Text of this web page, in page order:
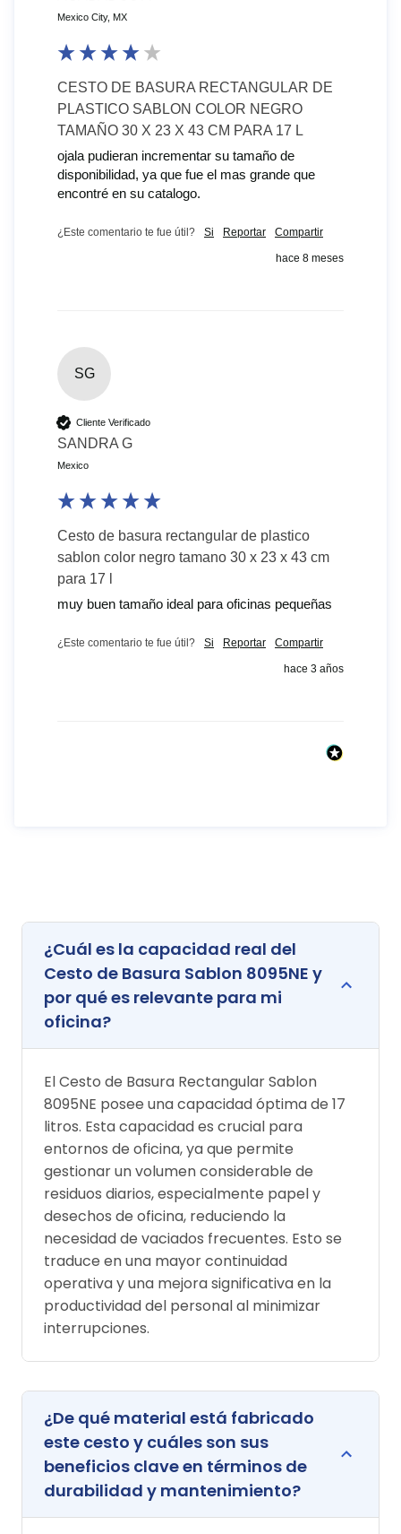
Mexico City, MX
CESTO DE BASURA RECTANGULAR DE
PLASTICO SABLON COLOR NEGRO
TAMAÑO 30 X 23 X 43 CM PARA 17 L
ojala pudieran incrementar su tamaño de
disponibilidad, ya que fue el mas grande que
encontré en su catalogo.
¿Este comentario te fue útil? Si Reportar Compartir
hace 8 meses
SG
Cliente Verificado
SANDRA G
Mexico
Cesto de basura rectangular de plastico
sablon color negro tamano 30 x 23 x 43 cm
para 17 l
muy buen tamaño ideal para oficinas pequeñas
¿Este comentario te fue útil? Si Reportar Compartir
hace 3 años
¿Cuál es la capacidad real del
Cesto de Basura Sablon 8095NE y
por qué es relevante para mi
oficina?
El Cesto de Basura Rectangular Sablon
8095NE posee una capacidad óptima de 17
litros. Esta capacidad es crucial para
entornos de oficina, ya que permite
gestionar un volumen considerable de
residuos diarios, especialmente papel y
desechos de oficina, reduciendo la
necesidad de vaciados frecuentes. Esto se
traduce en una mayor continuidad
operativa y una mejora significativa en la
productividad del personal al minimizar
interrupciones.
¿De qué material está fabricado
este cesto y cuáles son sus
beneficios clave en términos de
durabilidad y mantenimiento?